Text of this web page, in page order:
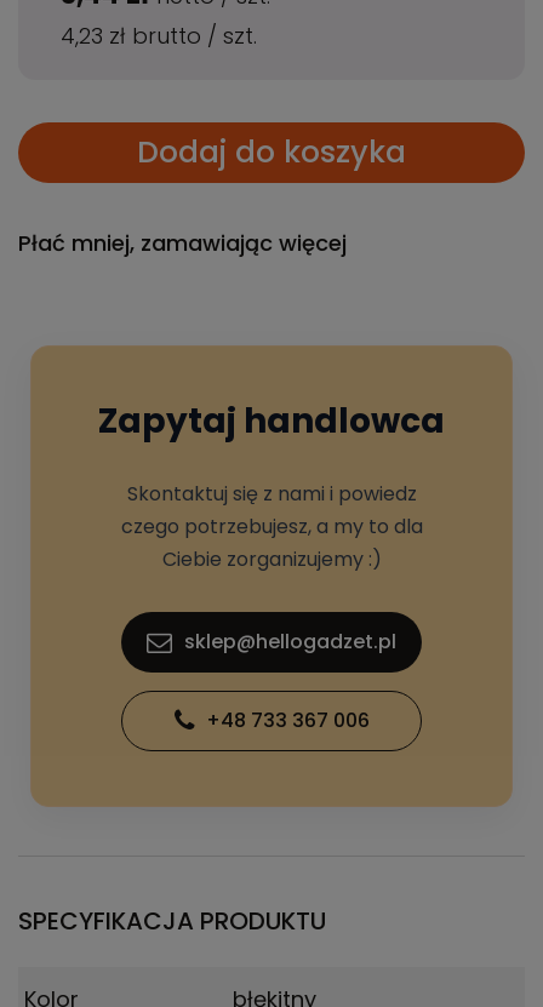
4,23 zł brutto / szt.
Dodaj do koszyka
Płać mniej, zamawiając więcej
Zapytaj handlowca
Skontaktuj się z nami i powiedz
czego potrzebujesz, a my to dla
Ciebie zorganizujemy :)
sklep@hellogadzet.pl
+48 733 367 006
SPECYFIKACJA PRODUKTU
Kolor błękitny